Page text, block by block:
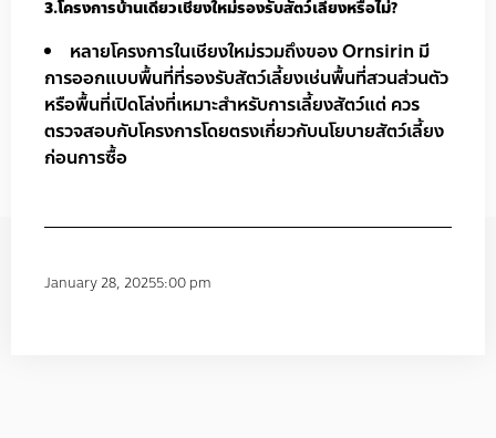
3.โครงการบ้านเดี่ยวเชียงใหม่รองรับสัตว์เลี้ยงหรือไม่?
หลายโครงการในเชียงใหม่รวมถึงของ Ornsirin มี
การออกแบบพื้นที่ที่รองรับสัตว์เลี้ยงเช่นพื้นที่สวนส่วนตัว
หรือพื้นที่เปิดโล่งที่เหมาะสำหรับการเลี้ยงสัตว์แต่ ควร
ตรวจสอบกับโครงการโดยตรงเกี่ยวกับนโยบายสัตว์เลี้ยง
ก่อนการซื้อ
January 28, 20255:00 pm